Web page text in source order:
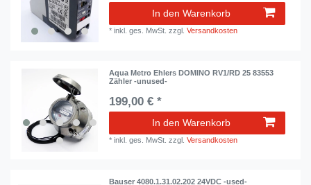
In den Warenkorb
*inkl. ges. MwSt. zzgl.Versandkosten
Aqua Metro Ehlers DOMINO RV1/RD 25 83553
Zähler -unused-
199,00 € *
In den Warenkorb
*inkl. ges. MwSt. zzgl.Versandkosten
Bauser 4080.1.31.02.202 24VDC -used-